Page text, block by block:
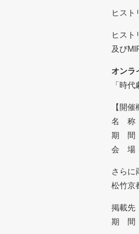
ヒスト
ヒスト
及び
オンラ
「時
【開催
名 称
期 間
会 場
さらに
松竹京
掲載先
期 間